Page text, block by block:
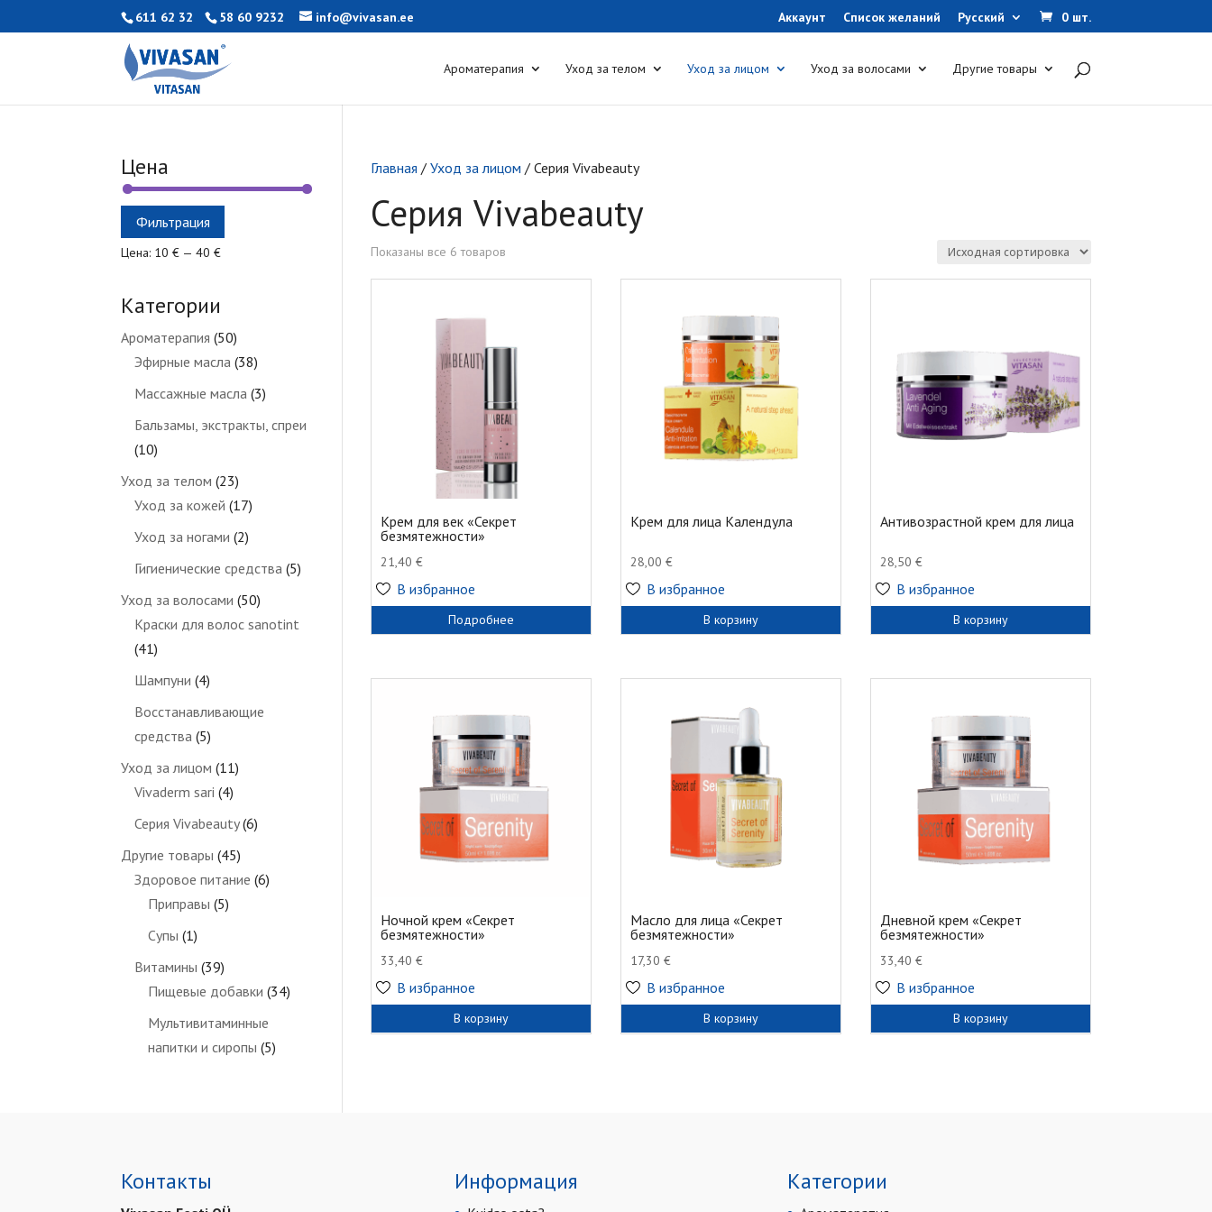
611 62 32 58 60 9232 info@vivasan.ee Аккаунт Список желаний Русский 0 шт.
Ароматерапия Уход за телом Уход за лицом Уход за волосами Другие товары
Главная /Уход за лицом / Серия Vivabeauty
Серия Vivabeauty
Показаны все 6 товаров
Крем для век «Секрет
безмятежности»
21,40€
В избранное
Подробнее
Крем для лица Календула
28,00€
В избранное
В корзину
Антивозрастной крем для лица
28,50 €
В избранное
В корзину
Ночной крем «Секрет
безмятежности»
33,40€
В избранное
В корзину
Масло для лица «Секрет
безмятежности»
17,30€
В избранное
В корзину
Дневной крем «Секрет
безмятежности»
33,40 €
В избранное
В корзину
Цена
Минимальная
цена
Максимальная
цена
Фильтрация
Цена: 10 € —40 €
Категории
Ароматерапия (50)
Эфирные масла (38)
Массажные масла (3)
Бальзамы, экстракты, спреи
(10)
Уход за телом (23)
Уход за кожей (17)
Уход за ногами (2)
Гигиенические средства (5)
Уход за волосами (50)
Краски для волос sanotint
(41)
Шампуни (4)
Восстанавливающие
средства (5)
Уход за лицом (11)
Vivaderm sari (4)
Серия Vivabeauty (6)
Другие товары (45)
Здоровое питание (6)
Приправы (5)
Супы (1)
Витамины (39)
Пищевые добавки (34)
Мультивитаминные
напитки и сиропы (5)
Контакты Информация Категории